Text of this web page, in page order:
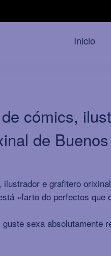
Inicio
cómics,
de
ilustrador e grafitero
«farto do perfectos que
sexa absolutamente